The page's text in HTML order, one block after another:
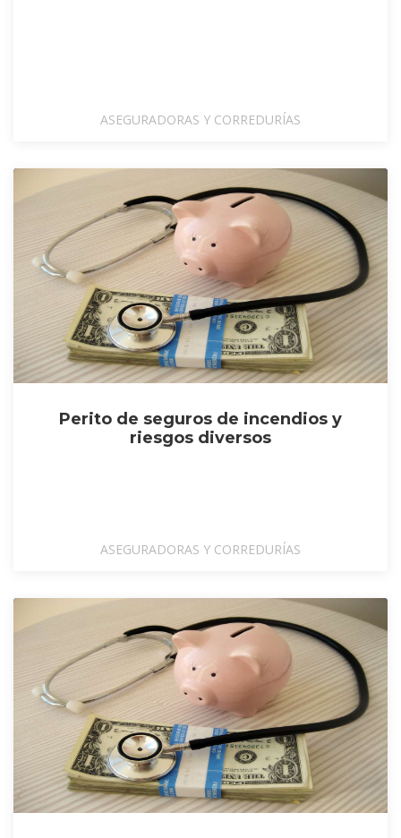
ASEGURADORAS Y CORREDURÍAS
Perito de seguros de incendios y
riesgos diversos
ASEGURADORAS Y CORREDURÍAS